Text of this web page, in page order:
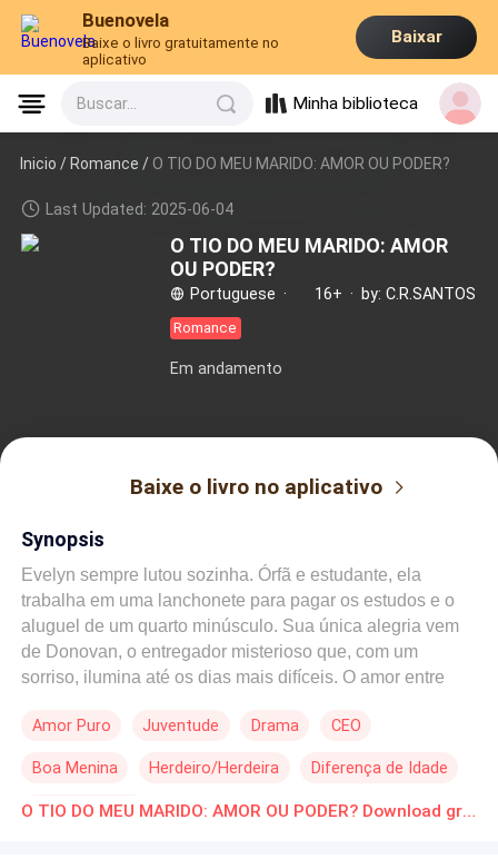
Buenovela
Baixe o livro gratuitamente no
aplicativo
Baixar
Buscar... Minha biblioteca
Inicio /Romance / O TIO DO MEU MARIDO: AMOR OU PODER?
Last Updated: 2025-06-04
O TIO DO MEU MARIDO: AMOR
OU PODER?
Portuguese · 16+ · by: C.R.SANTOS
Romance
Em andamento
Baixe o livro no aplicativo
Synopsis
Evelyn sempre lutou sozinha. Órfã e estudante, ela
trabalha em uma lanchonete para pagar os estudos e o
aluguel de um quarto minúsculo. Sua única alegria vem
de Donovan, o entregador misterioso que, com um
sorriso, ilumina até os dias mais difíceis. O amor entre
mas cheio de promessas. Porém, Donovan escondia um
das famílias mais ricas e influentes da Inglaterra. Quando
um acidente trágico tira sua vida, Evelyn descobre que
Amor Puro Juventude Drama CEO
Boa Menina Herdeiro/Herdeira Diferença de Idade
Primeiro Amor O TIO DO MEU MARIDO: AMOR OU PODER? Download gratuito de Novelas Online em PDF